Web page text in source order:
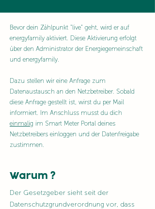
Bevor dein Zählpunkt "live" geht, wird er auf
energyfamily aktiviert. Diese Aktivierung erfolgt
über den Administrator der Energiegemeinschaft
und energyfamily.
Dazu stellen wir eine Anfrage zum
Datenaustausch an den Netzbetreiber. Sobald
diese Anfrage gestellt ist, wirst du per Mail
informiert. Im Anschluss musst du dich
einmalig im Smart Meter Portal deines
Netzbetreibers einloggen und der Datenfreigabe
zustimmen.
Warum ?
Der Gesetzgeber sieht seit der
Datenschutzgrundverordnung vor, dass